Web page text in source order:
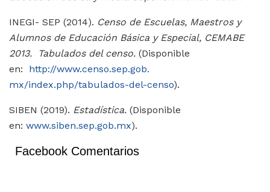
INEGI- SEP (2014). Censo de Escuelas, Maestros y
Alumnos de Educación Básica y Especial, CEMABE
2013. Tabulados del censo. (Disponible
en:
http://www.censo.sep.gob.
mx/index.php/tabulados-del-censo).
SIBEN (2019). Estadística. (Disponible
en: www.siben.sep.gob.mx).
Facebook Comentarios